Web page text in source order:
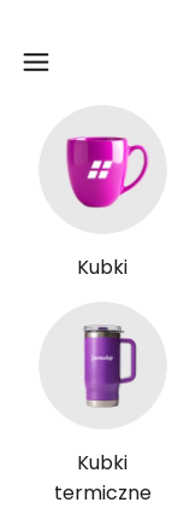
Kubki
Kubki
termiczne